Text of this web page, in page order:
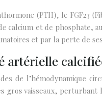
(PTH), le FGF23
calcium et de
et par la perte de
artérielle
de l’hémodynamique
gros vaisseaux, perturbant